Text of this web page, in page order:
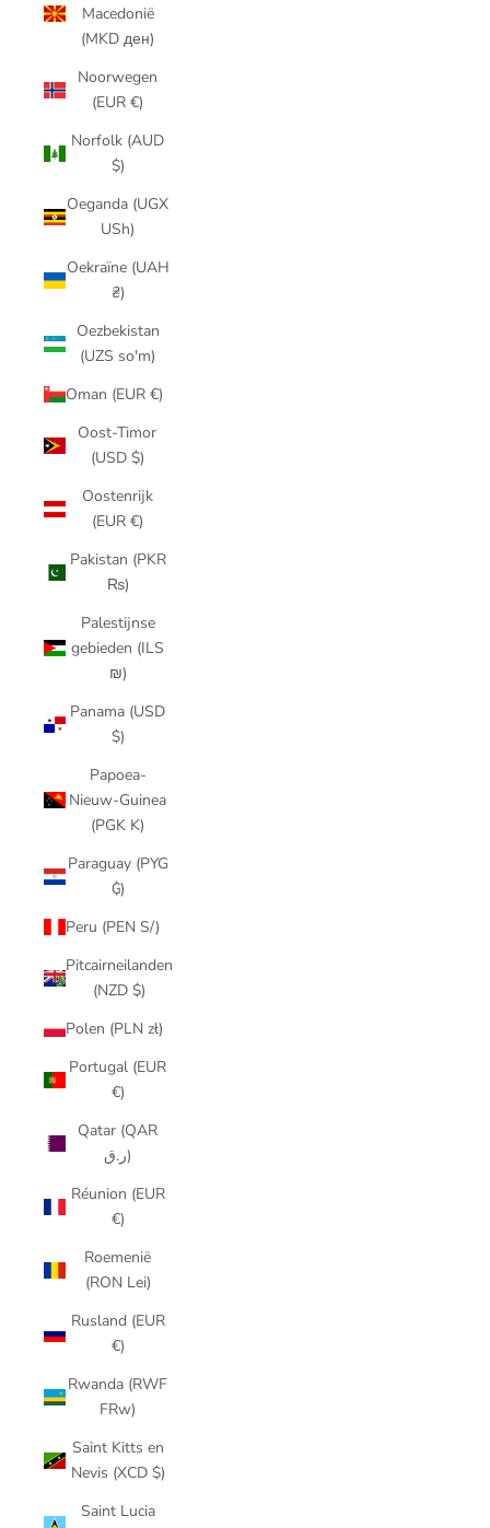
Macedonië
(MKD ден)
Noorwegen
(EUR €)
Norfolk (AUD
$)
Oeganda (UGX
USh)
Oekraïne (UAH
₴)
Oezbekistan
(UZS so'm)
Oman (EUR €)
Oost-Timor
(USD $)
Oostenrijk
(EUR €)
Pakistan (PKR
₨)
Palestijnse
gebieden (ILS
₪)
Panama (USD
$)
Papoea-
Nieuw-Guinea
(PGK K)
Paraguay (PYG
₲)
Peru (PEN S/)
Pitcairneilanden
(NZD $)
Polen (PLN zł)
Portugal (EUR
€)
Qatar (QAR
ر.ق)
Réunion (EUR
€)
Roemenië
(RON Lei)
Rusland (EUR
€)
Rwanda (RWF
FRw)
Saint Kitts en
Nevis (XCD $)
Saint Lucia